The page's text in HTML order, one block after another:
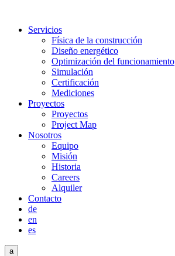
Servicios
Física de la construcción
Diseño energético
Optimización del funcionamiento
Simulación
Certificación
Mediciones
Proyectos
Proyectos
Project Map
Nosotros
Equipo
Misión
Historia
Careers
Alquiler
Contacto
de
en
es
a